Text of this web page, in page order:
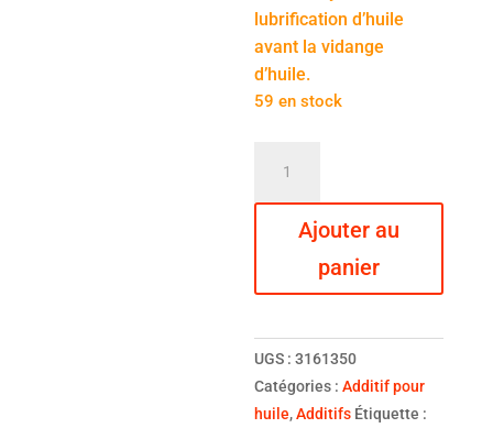
lubrification d’huile
avant la vidange
d’huile.
59 en stock
Xenum
-
huile
Ajouter au
panier
UGS :3161350
Catégories :Additif pour
huile,Additifs Étiquette :